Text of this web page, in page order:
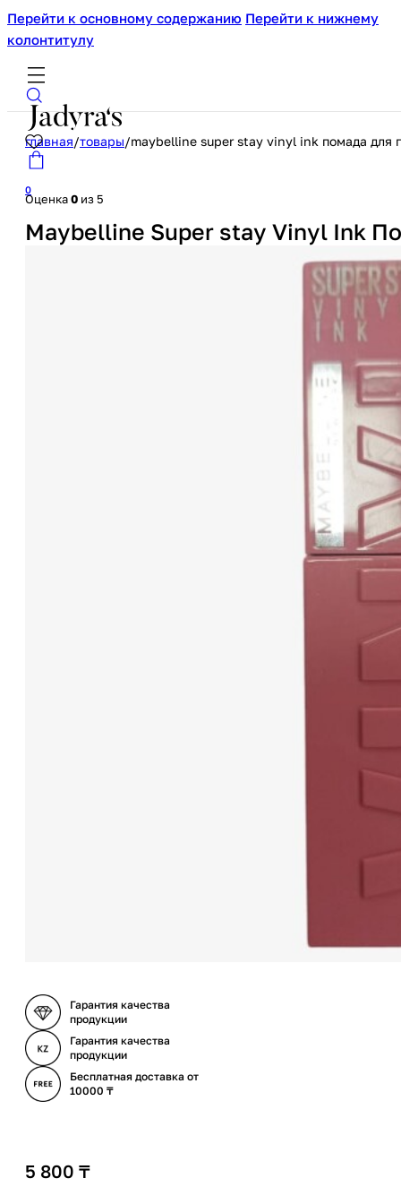
Перейти к основному содержанию Перейти к нижнему
колонтитулу
0
главная/товары/maybelline super stay vinyl ink помада для
Оценка0 из 5
Maybelline Super stay Vinyl Ink
Гарантия качества
продукции
Гарантия качества
продукции
Бесплатная доставка от
10000 ₸
5 800 ₸